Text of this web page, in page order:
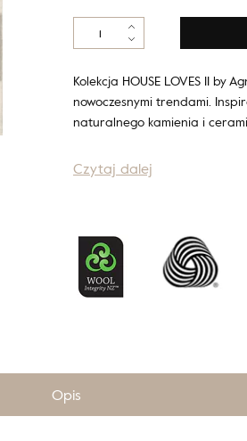
ilość
Agnus
white
Kolekcja HOUSE LOVES II by
nowoczesnymi trendami.
naturalnego kamienia i
Czytaj dalej
Opis